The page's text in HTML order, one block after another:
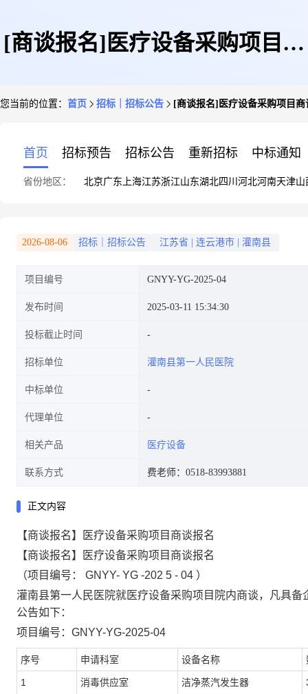
[商谈报名]医疗设备采购项目商
您当前的位置： 首页 招标｜招标公告 [商谈报名]医疗设备采购项目商
首页 招标预告 招标公告 重新招标 中标通知
省份地区： 北京广东 上海江苏浙江山东湖北四川 河北河南天津山
2026-08-06 招标｜招标公告 江苏省 连云港市 灌南县
项目编号 GNYY-YG-2025-04
发布时间 2025-03-11 15:34:30
投标截止时间
招标单位 灌南县第一人民医院
中标单位
代理单位
相关产品 医疗设备
联系方式 费老师：0518-83993881
正文内容
【商谈报名】医疗设备采购项目商谈报名
【商谈报名】
医疗设备采购项目 商谈报名
（项目编号：
GNYY- YG -202 5 - 04 ）
灌南县第一人民医院就医疗设备采购项目院内商谈，凡具备
公告如下：
项目编号： GNYY-YG-2025-04
序号 申请科室 设备名称
1 消毒供应室 洁净蒸汽发生器